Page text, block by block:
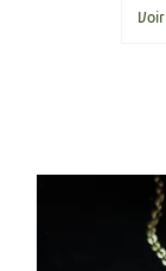
Voir